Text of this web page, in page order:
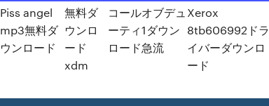
Piss angel
mp3無料ダ
ウンロード
無料ダ
ウンロ
ード
xdm
コールオブデュ
ーティ1ダウン
ロード急流
Xerox
8tb606992ドラ
イバーダウンロ
ード